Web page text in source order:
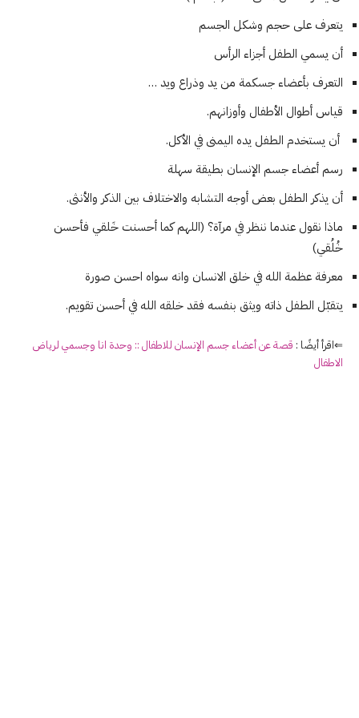
يتعرف على حجم وشكل الجسم
أن يسمي الطفل أجزاء الرأس
التعرف بأعضاء جسكمة من يد وذراع ويد …
قياس أطوال الأطفال وأوزانهم.
أن يستخدم الطفل يده اليمنى في الأكل.
رسم أعضاء جسم الإنسان بطيقة سهلة
أن يذكر الطفل بعض أوجه التشابه والاختلاف بين الذكر والأنثى.
ماذا نقول عندما ننظر في مرآة؟ (اللهم كما أحسنت خَلقي فأحسن
خُلُقي)
معرفة عظمة الله في خلق الانسان وانه سواه احسن صورة
يتقبّل الطفل ذاته ويثق بنفسه فقد خلقه الله في أحسن تقويم.
⇐اقرأ أيضًا : قصة عن أعضاء جسم الإنسان للاطفال :: وحدة انا وجسمي لرياض
الاطفال